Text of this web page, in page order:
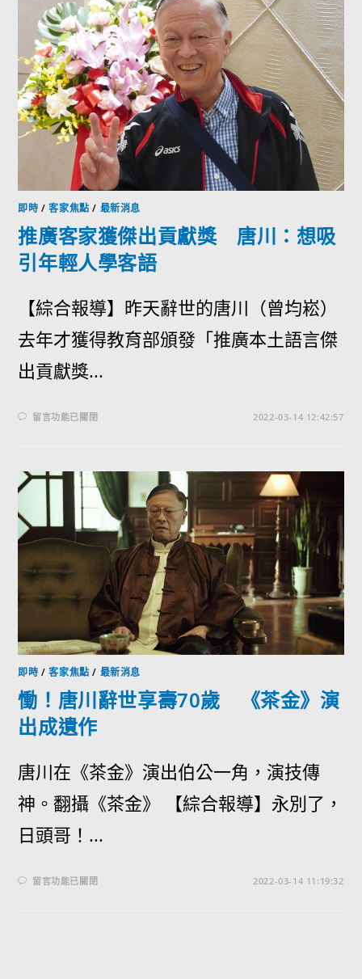
即時 /客家焦點 / 最新消息
推廣客家獲傑出貢獻獎 唐川：想吸
引年輕人學客語
【綜合報導】昨天辭世的唐川（曾均崧）
去年才獲得教育部頒發「推廣本土語言傑
出貢獻獎...
留言功能已關閉 2022-03-14 12:42:57
即時 /客家焦點 / 最新消息
慟！唐川辭世享壽70歲 《茶金》演
出成遺作
唐川在《茶金》演出伯公一角，演技傳
神。翻攝《茶金》 【綜合報導】永別了，
日頭哥！...
留言功能已關閉 2022-03-14 11:19:32